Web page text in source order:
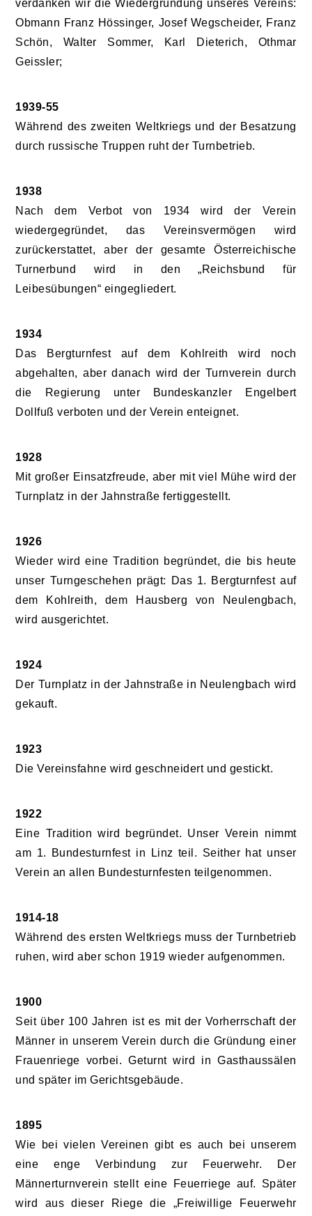
verdanken wir die Wiedergründung unseres Vereins:
Obmann Franz Hössinger, Josef Wegscheider, Franz
Schön, Walter Sommer, Karl Dieterich, Othmar
Geissler;
1939-55
Während des zweiten Weltkriegs und der Besatzung
durch russische Truppen ruht der Turnbetrieb.
1938
Nach dem Verbot von 1934 wird der Verein
wiedergegründet, das Vereinsvermögen wird
zurückerstattet, aber der gesamte Österreichische
Turnerbund wird in den „Reichsbund für
Leibesübungen“ eingegliedert.
1934
Das Bergturnfest auf dem Kohlreith wird noch
abgehalten, aber danach wird der Turnverein durch
die Regierung unter Bundeskanzler Engelbert
Dollfuß verboten und der Verein enteignet.
1928
Mit großer Einsatzfreude, aber mit viel Mühe wird der
Turnplatz in der Jahnstraße fertiggestellt.
1926
Wieder wird eine Tradition begründet, die bis heute
unser Turngeschehen prägt: Das 1. Bergturnfest auf
dem Kohlreith, dem Hausberg von Neulengbach,
wird ausgerichtet.
1924
Der Turnplatz in der Jahnstraße in Neulengbach wird
gekauft.
1923
Die Vereinsfahne wird geschneidert und gestickt.
1922
Eine Tradition wird begründet. Unser Verein nimmt
am 1. Bundesturnfest in Linz teil. Seither hat unser
Verein an allen Bundesturnfesten teilgenommen.
1914-18
Während des ersten Weltkriegs muss der Turnbetrieb
ruhen, wird aber schon 1919 wieder aufgenommen.
1900
Seit über 100 Jahren ist es mit der Vorherrschaft der
Männer in unserem Verein durch die Gründung einer
Frauenriege vorbei. Geturnt wird in Gasthaussälen
und später im Gerichtsgebäude.
1895
Wie bei vielen Vereinen gibt es auch bei unserem
eine enge Verbindung zur Feuerwehr. Der
Männerturnverein stellt eine Feuerriege auf. Später
wird aus dieser Riege die „Freiwillige Feuerwehr